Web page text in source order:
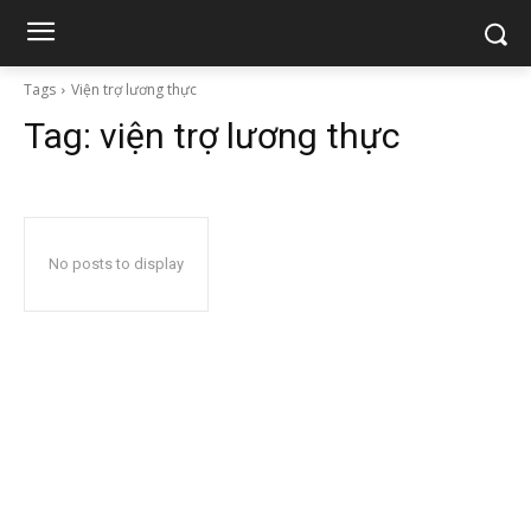
Tags Viện trợ lương thực
Tag: viện trợ lương thực
No posts to display